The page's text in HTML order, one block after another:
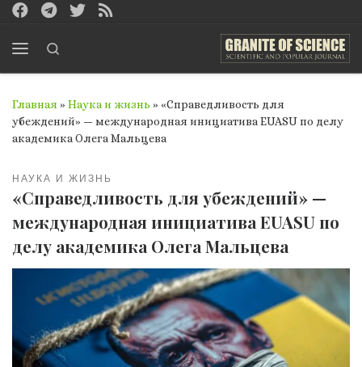
Перейти к содержимому
Главная » Наука и жизнь » «Справедливость для
убеждений» — международная инициатива EUASU по делу
академика Олега Мальцева
НАУКА И ЖИЗНЬ
«Справедливость для убеждений» —
международная инициатива EUASU по
делу академика Олега Мальцева